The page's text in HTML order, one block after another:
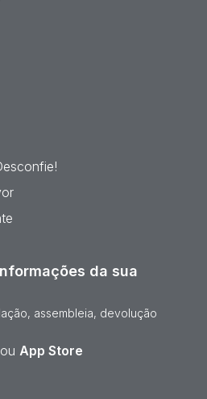
da sua
assembleia, devolução
ou App Store